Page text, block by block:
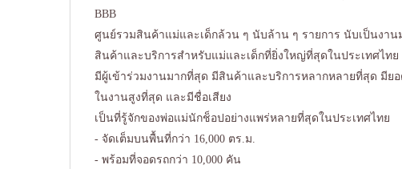
BBB
ศูนย์รวมสินค้าแม่และเด็กล้วน ๆ นับล้าน ๆ รายการ นับเป็นงาน
สินค้าและบริการสำหรับแม่และเด็กที่ยิ่งใหญ่ที่สุดในประเทศไทย
มีผู้เข้าร่วมงานมากที่สุด มีสินค้าและบริการหลากหลายที่สุด มียอ
ในงานสูงที่สุด และมีชื่อเสียง
เป็นที่รู้จักของพ่อแม่นักช็อปอย่างแพร่หลายที่สุดในประเทศไทย
- จัดเต็มบนพื้นที่กว่า 16,000 ตร.ม.
- พร้อมที่จอดรถกว่า 10,000 คัน